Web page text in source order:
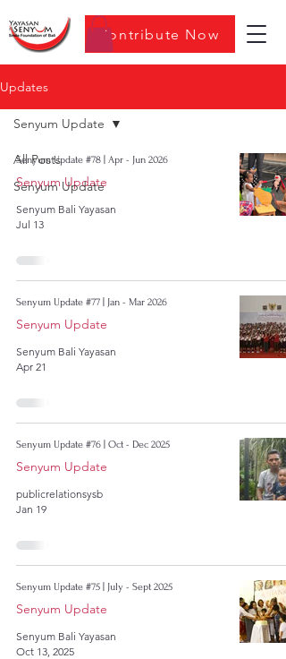
Contribute Now
Updates
All Posts
Senyum Update
Senyum Update
Senyum Update #78 | Apr - Jun 2026
Senyum Update
Senyum Bali Yayasan
Jul 13
Senyum Update #77 | Jan - Mar 2026
Senyum Update
Senyum Bali Yayasan
Apr 21
Senyum Update #76 | Oct - Dec 2025
Senyum Update
publicrelationsysb
Jan 19
Senyum Update #75 | July - Sept 2025
Senyum Update
Senyum Bali Yayasan
Oct 13, 2025